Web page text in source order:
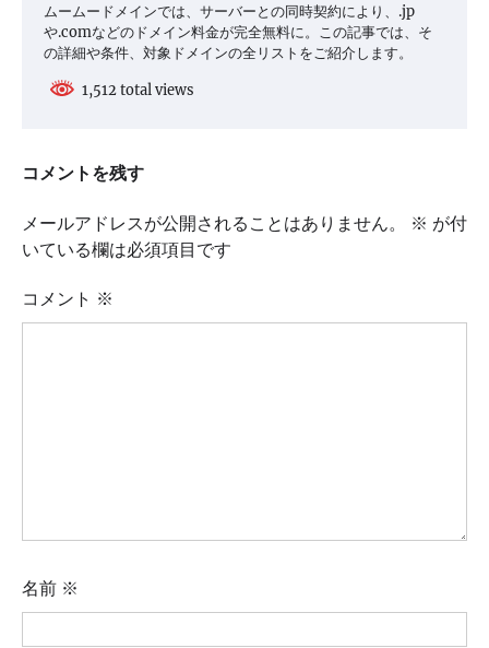
ムームードメインでは、サーバーとの同時契約により、.jp
や.comなどのドメイン料金が完全無料に。この記事では、そ
の詳細や条件、対象ドメインの全リストをご紹介します。
1,512 total views
コメントを残す
メールアドレスが公開されることはありません。 ※ が付
いている欄は必須項目です
コメント ※
名前 ※